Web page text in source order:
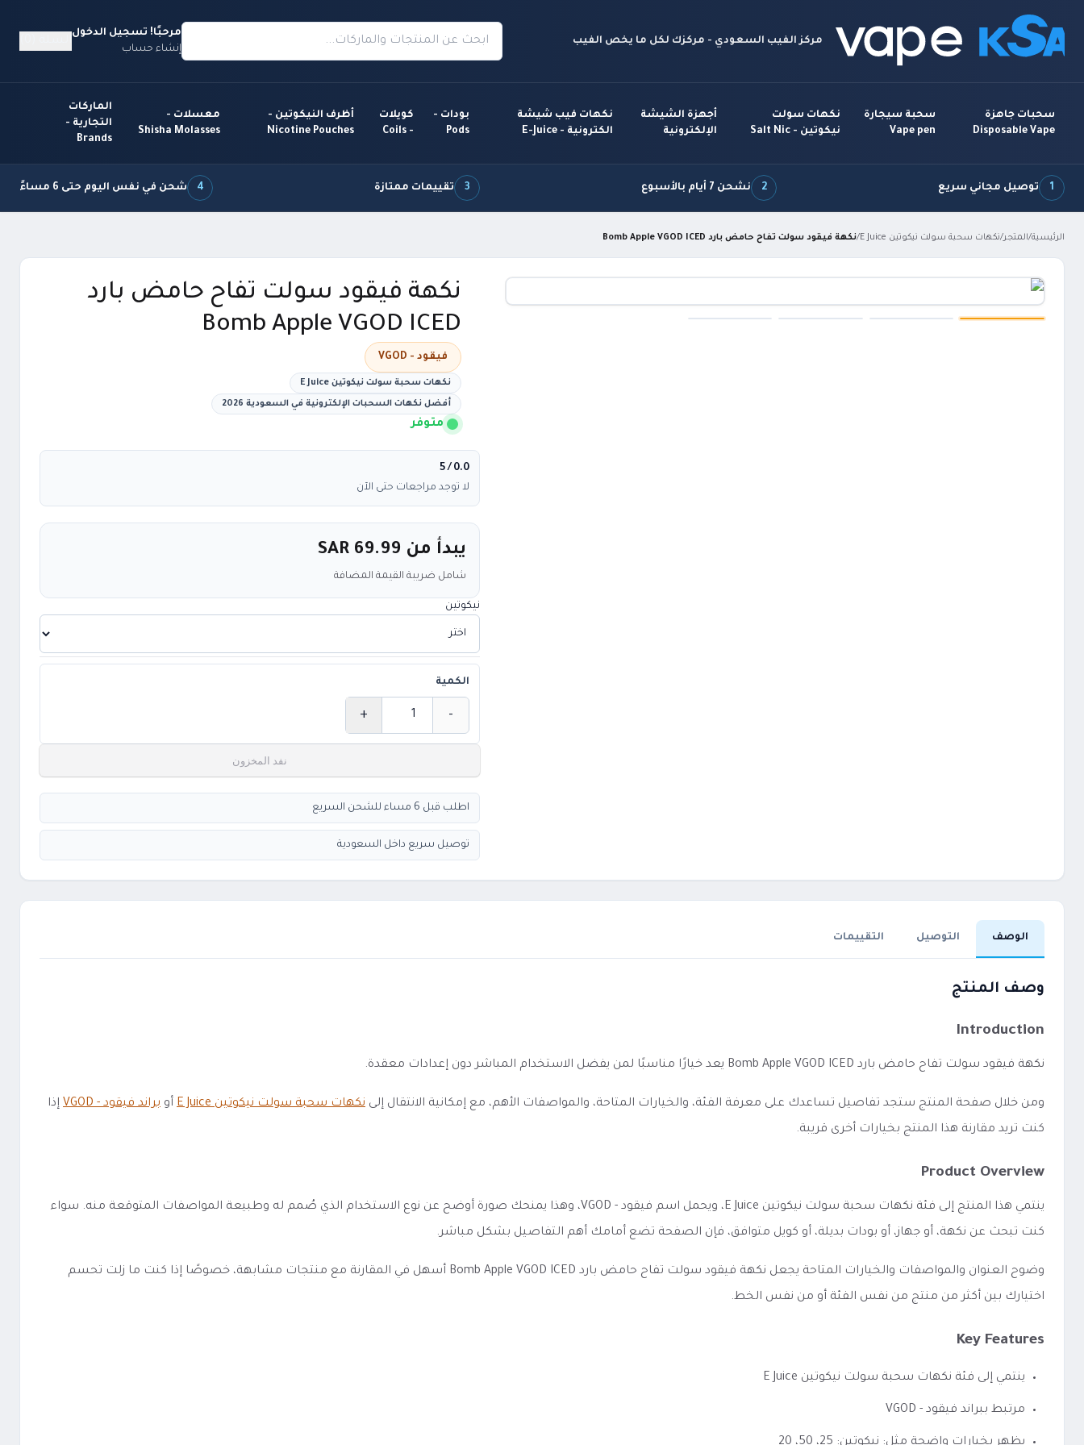
مركز الفيب السعودي - مركزك لكل ما يخص الفيب
مرحبًا! تسجيل الدخول
إنشاء حساب
سحبات جاهزة
Disposable Vape
سحبة سيجارة
Vape pen
نكهات سولت
نيكوتين - Salt Nic
أجهزة الشيشة
الإلكترونية
نكهات فيب شيشة
الكترونية - E-Juice
بودات -
Pods
كويلات
- Coils
أظرف النيكوتين -
Nicotine Pouches
معسلات -
Shisha Molasses
الماركات
التجارية -
Brands
1 توصيل مجاني سريع 2 نشحن 7 أيام بالأسبوع 3 تقييمات ممتازة 4 شحن في نفس اليوم حتى 6 مساءً
الرئيسية/المتجر/نكهات سحبة سولت نيكوتين E Juice /نكهة فيقود سولت تفاح حامض بارد Bomb Apple VGOD ICED
نكهة فيقود سولت تفاح حامض بارد
Bomb Apple VGOD ICED
فيقود - VGOD
نكهات سحبة سولت نيكوتين E Juice
أفضل نكهات السحبات الإلكترونية في السعودية 2026
متوفر
0.0
/ 5
لا توجد مراجعات حتى الآن
يبدأ من SAR 69.99
شامل ضريبة القيمة المضافة
نيكوتين
الكمية
-
+
نفد المخزون
اطلب قبل 6 مساء للشحن السريع
توصيل سريع داخل السعودية
الوصف التوصيل التقييمات
وصف المنتج
Introduction
نكهة فيقود سولت تفاح حامض بارد Bomb Apple VGOD ICED يعد خيارًا مناسبًا لمن يفضل الاستخدام المباشر دون إعدادات معقدة.
ومن خلال صفحة المنتج ستجد تفاصيل تساعدك على معرفة الفئة، والخيارات المتاحة، والمواصفات الأهم، مع إمكانية الانتقال إلى نكهات سحبة سولت نيكوتين E Juice أو براند فيقود - VGOD
إذا
كنت تريد مقارنة هذا المنتج بخيارات أخرى قريبة.
Product Overview
ينتمي هذا المنتج إلى فئة نكهات سحبة سولت نيكوتين E Juice، ويحمل اسم فيقود - VGOD، وهذا يمنحك صورة أوضح عن نوع الاستخدام الذي صُمم له وطبيعة المواصفات المتوقعة منه. سواء
كنت تبحث عن نكهة، أو جهاز، أو بودات بديلة، أو كويل متوافق، فإن الصفحة تضع أمامك أهم التفاصيل بشكل مباشر.
وضوح العنوان والمواصفات والخيارات المتاحة يجعل نكهة فيقود سولت تفاح حامض بارد Bomb Apple VGOD ICED أسهل في المقارنة مع منتجات مشابهة، خصوصًا إذا كنت ما زلت تحسم
اختيارك بين أكثر من منتج من نفس الفئة أو من نفس الخط.
Key Features
ينتمي إلى فئة نكهات سحبة سولت نيكوتين E Juice
مرتبط ببراند فيقود - VGOD